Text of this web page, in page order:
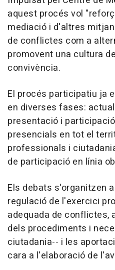
aquest procés vol
mediació i d'altres
de conflictes com a
promovent una cultura
convivència.
El procés participatiu ja
en diverses fases:
presentació i
presencials en tot el
professionals i
de participació en línia
Els debats s'organitzen
regulació de l'exercici
adequada de conflictes,
dels procediments i
ciutadania-- i les
cara a l'elaboració de